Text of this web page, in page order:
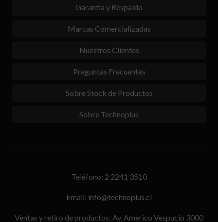
Garantia y Respaldo
Marcas Comercializadas
Nuestros Clientes
Preguntas Frecuentes
Sobre Stock de Productos
Sobre Technoplus
Teléfono: 2 2241 3510
Email: info@technoplus.cl
Ventas y retiro de productos: Av. Americo Vespucio 3000